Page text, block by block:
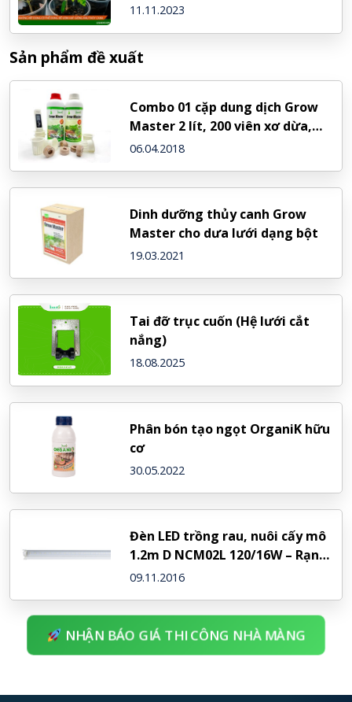
11.11.2023
Sản phẩm đề xuất
Combo 01 cặp dung dịch Grow
Master 2 lít, 200 viên xơ dừa,
200 rọ nhựa và 1 bút đo PPM
06.04.2018
Dinh dưỡng thủy canh Grow
Master cho dưa lưới dạng bột
19.03.2021
Tai đỡ trục cuốn (Hệ lưới cắt
nắng)
18.08.2025
Phân bón tạo ngọt OrganiK hữu
cơ
30.05.2022
Đèn LED trồng rau, nuôi cấy mô
1.2m D NCM02L 120/16W – Rạng
Đông
09.11.2016
NHẬN BÁO GIÁ THI CÔNG NHÀ MÀNG